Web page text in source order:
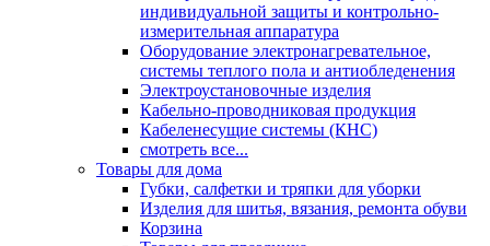
индивидуальной защиты и контрольно-
измерительная аппаратура
Оборудование электронагревательное,
системы теплого пола и антиобледенения
Электроустановочные изделия
Кабельно-проводниковая продукция
Кабеленесущие системы (КНС)
смотреть все...
Товары для дома
Губки, салфетки и тряпки для уборки
Изделия для шитья, вязания, ремонта обуви
Корзина